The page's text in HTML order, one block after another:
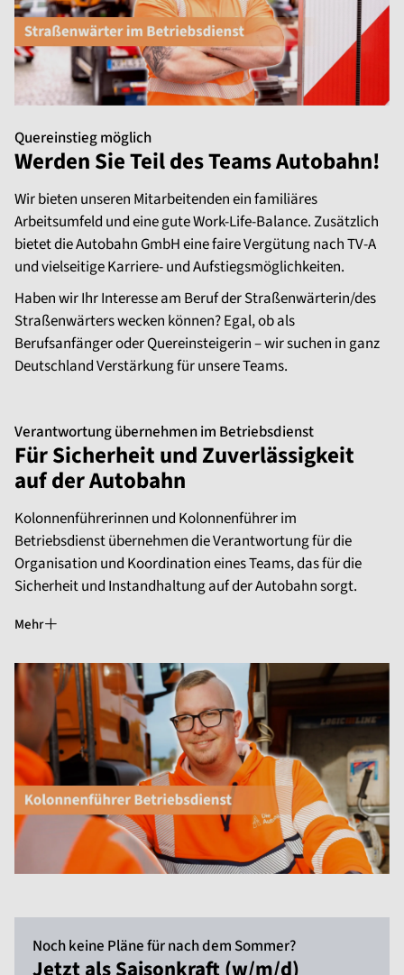
Quereinstieg möglich
Werden Sie Teil des Teams Autobahn!
Wir bieten unseren Mitarbeitenden ein familiäres
Arbeitsumfeld und eine gute Work-Life-Balance. Zusätzlich
bietet die Autobahn GmbH eine faire Vergütung nach TV-A
und vielseitige Karriere- und Aufstiegsmöglichkeiten.
Haben wir Ihr Interesse am Beruf der Straßenwärterin/des
Straßenwärters wecken können? Egal, ob als
Berufsanfänger oder Quereinsteigerin – wir suchen in ganz
Deutschland Verstärkung für unsere Teams.
Verantwortung übernehmen im Betriebsdienst
Für Sicherheit und Zuverlässigkeit
auf der Autobahn
Kolonnenführerinnen und Kolonnenführer im
Betriebsdienst übernehmen die Verantwortung für die
Organisation und Koordination eines Teams, das für die
Sicherheit und Instandhaltung auf der Autobahn sorgt.
Mehr
Noch keine Pläne für nach dem Sommer?